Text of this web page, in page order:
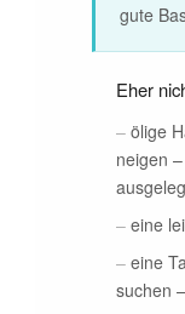
gute
Eher
–ölige
neigen
–eine
–eine
suchen